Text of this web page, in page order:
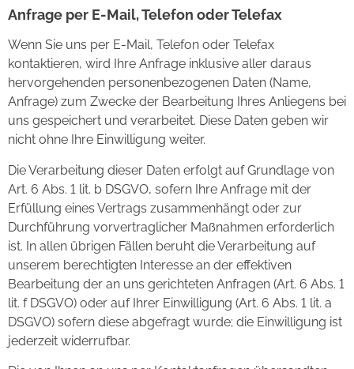
Anfrage per E-Mail, Telefon oder Telefax
Wenn Sie uns per E-Mail, Telefon oder Telefax
kontaktieren, wird Ihre Anfrage inklusive aller daraus
hervorgehenden personenbezogenen Daten (Name,
Anfrage) zum Zwecke der Bearbeitung Ihres Anliegens bei
uns gespeichert und verarbeitet. Diese Daten geben wir
nicht ohne Ihre Einwilligung weiter.
Die Verarbeitung dieser Daten erfolgt auf Grundlage von
Art. 6 Abs. 1 lit. b DSGVO, sofern Ihre Anfrage mit der
Erfüllung eines Vertrags zusammenhängt oder zur
Durchführung vorvertraglicher Maßnahmen erforderlich
ist. In allen übrigen Fällen beruht die Verarbeitung auf
unserem berechtigten Interesse an der effektiven
Bearbeitung der an uns gerichteten Anfragen (Art. 6 Abs. 1
lit. f DSGVO) oder auf Ihrer Einwilligung (Art. 6 Abs. 1 lit. a
DSGVO) sofern diese abgefragt wurde; die Einwilligung ist
jederzeit widerrufbar.